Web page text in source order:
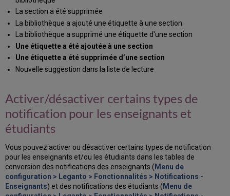
La section a été supprimée
La bibliothèque a ajouté une étiquette à une section
La bibliothèque a supprimé une étiquette d'une section
Une étiquette a été ajoutée à une section
Une étiquette a été supprimée d’une section
Nouvelle suggestion dans la liste de lecture
Activer/désactiver certains types de
notification pour les enseignants et
étudiants
Vous pouvez activer ou désactiver certains types de notification
pour les enseignants et/ou les étudiants dans les tables de
conversion des notifications des enseignants ( Menu de
configuration > Leganto > Fonctionnalités > Notifications -
Enseignants) et des notifications des étudiants ( Menu de